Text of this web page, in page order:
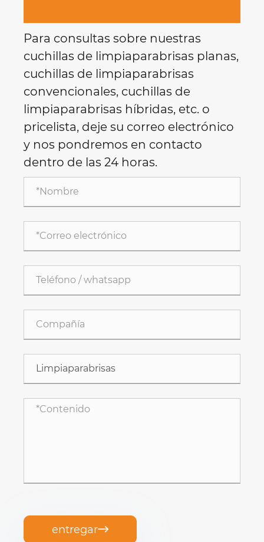
Para consultas sobre nuestras
cuchillas de limpiaparabrisas planas,
cuchillas de limpiaparabrisas
convencionales, cuchillas de
limpiaparabrisas híbridas, etc. o
pricelista, deje su correo electrónico
y nos pondremos en contacto
dentro de las 24 horas.
entregar